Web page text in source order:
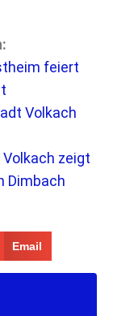
feiert
Volkach
zeigt
Dimbach
Email